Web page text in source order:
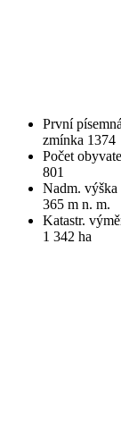
První písemná
zmínka 1374
Počet
801
Nadm. výška
365 m n. m.
Katastr.
1 342 ha